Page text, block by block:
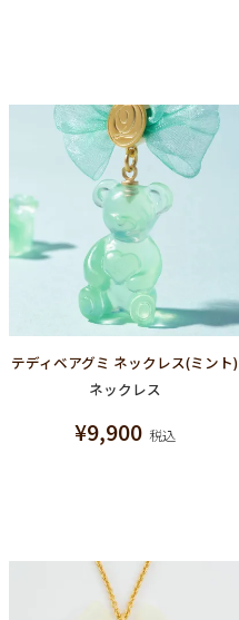
テディベアグミ ネックレス(ミント)
ネックレス
¥9,900 税込